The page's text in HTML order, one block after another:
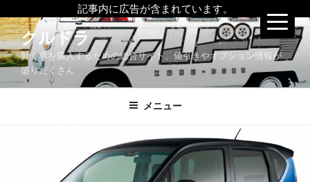
記事内に広告が含まれています。
コ
ン
テ
ツ
クルドラ
賢く車を購入するための総合サイト、値引きやオプション情報が
盛りだくさん
メニュー